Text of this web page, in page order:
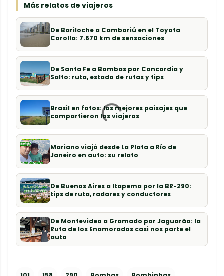
Más relatos de viajeros
De Bariloche a Camboriú en el Toyota
Corolla: 7.670 km de sensaciones
De Santa Fe a Bombas por Concordia y
Salto: ruta, estado de rutas y tips
Brasil en fotos: los mejores paisajes que
compartieron los viajeros
Mariano viajó desde La Plata a Río de
Janeiro en auto: su relato
De Buenos Aires a Itapema por la BR-290:
tips de ruta, radares y conductores
De Montevideo a Gramado por Jaguarão: la
Ruta de los Enamorados casi nos parte el
auto